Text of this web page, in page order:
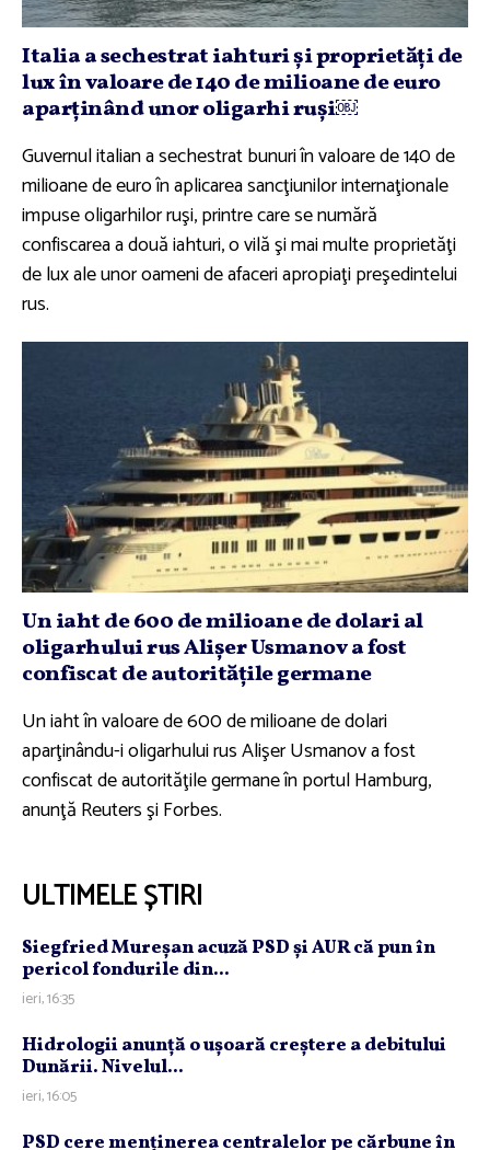
Italia a sechestrat iahturi şi proprietăţi de
lux în valoare de 140 de milioane de euro
aparţinând unor oligarhi ruşi￼
Guvernul italian a sechestrat bunuri în valoare de 140 de
milioane de euro în aplicarea sancţiunilor internaţionale
impuse oligarhilor ruşi, printre care se numără
confiscarea a două iahturi, o vilă şi mai multe proprietăţi
de lux ale unor oameni de afaceri apropiaţi preşedintelui
rus.
Un iaht de 600 de milioane de dolari al
oligarhului rus Alişer Usmanov a fost
confiscat de autorităţile germane
Un iaht în valoare de 600 de milioane de dolari
aparţinându-i oligarhului rus Alişer Usmanov a fost
confiscat de autorităţile germane în portul Hamburg,
anunţă Reuters şi Forbes.
ULTIMELE ȘTIRI
Siegfried Mureşan acuză PSD şi AUR că pun în
pericol fondurile din...
ieri, 16:35
Hidrologii anunţă o uşoară creştere a debitului
Dunării. Nivelul...
ieri, 16:05
PSD cere menţinerea centralelor pe cărbune în